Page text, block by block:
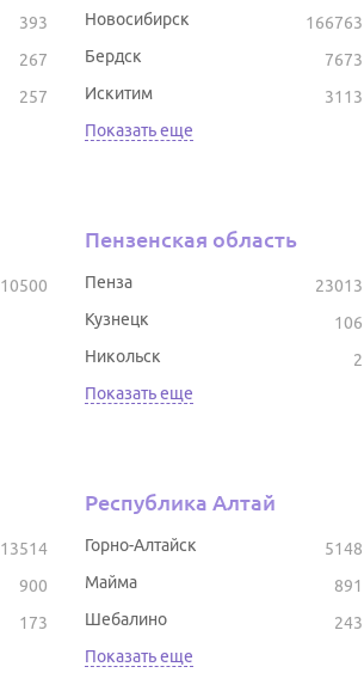
393
267
257
166763
Новосибирск
7673
Бердск
3113
Искитим
Показать еще
10500
Пензенская область
23013
Пенза
106
Кузнецк
2
Никольск
Показать еще
13514
900
173
Республика Алтай
5148
Горно-Алтайск
891
Майма
243
Шебалино
Показать еще